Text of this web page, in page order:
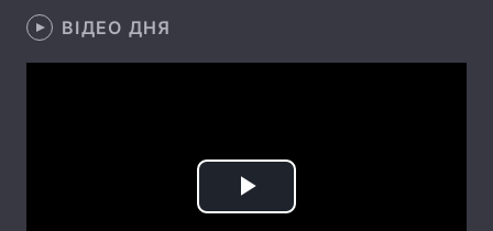
Здоров'я
ВІДЕО ДНЯ
Play